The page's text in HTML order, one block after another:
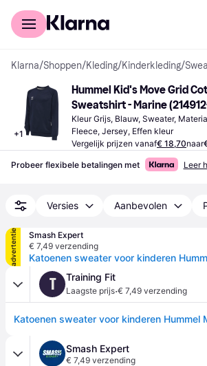
Voor shoppers
Klarna/Shoppen/Kleding/Kinderkleding/
+1
Hummel Kid's Move Grid
Sweatshirt - Marine
Kleur Grijs, Blauw, Sweater,
Fleece, Jersey, Effen kleur
Vergelijk prijzen vanaf€ 18,70naar
Probeer flexibele betalingen met Leer
Versies Aanbevolen
advertentie
Smash Expert
€ 7,49 verzending
T Training Fit
Laagste prijs·€ 7,49 verzending
Smash Expert
€ 7,49 verzending